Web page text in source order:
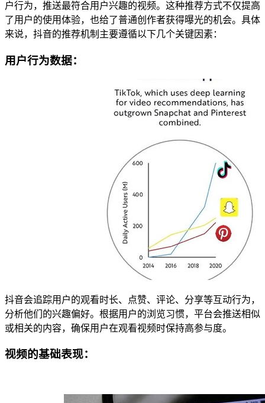
户行为，推送最符合用户兴趣的视频。这种推荐方式不仅提高
了用户的使用体验，也给了普通创作者获得曝光的机会。具体
来说，抖音的推荐机制主要遵循以下几个关键因素：
用户行为数据：
抖音会追踪用户的观看时长、点赞、评论、分享等互动行为，
分析他们的兴趣偏好。根据用户的浏览习惯，平台会推送相似
或相关的内容，确保用户在观看视频时保持高参与度。
视频的基础表现：